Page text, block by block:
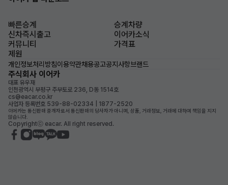
빠른승계
승계차량
신차즉시출고
이어카소식
커뮤니티
가격표
제원
개인정보처리방침이용약관채용공고공지사항브랜드
주식회사 이어카
대표 유우재
인천광역시 부평구 주부토로 236, D동 1514호
cs@eacar.co.kr
사업자 등록번호 539-88-02334 | 1877-2520
이어카는 통신판매 중개자로서 통신판매의 당사자가 아니며, 상품, 거래정보, 거래에 대하여 책임을 지지
않습니다.
Copyrightⓒ eacar. All right reserved.